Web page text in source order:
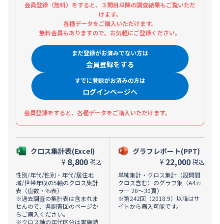
会員登録（無料）をすると、３問目以降の調査結果もご覧いただ
けます。
各種データをご購入いただけます。
無料会員もありますので。お気軽にご登録ください。
まだ登録がお済みでない方は
会員登録をする
すでに登録がお済みの方は
ログインページへ
会員登録をすると、各種データをご購入いただけます。
クロス集計表(Excel)
¥ 8,800 税込
性別/年代/性別・年代/居住地
域/世帯年収の5軸のクロス集計
表（度数・％表）
※過去調査の集計表は含まれま
せんので、各調査回のページか
らご購入ください。
※クロス軸の年代区分は実施時
グラフレポート(PPT)
¥ 22,000 税込
単純集計・クロス集計（設問間
クロス含む）のグラフ集（A4カ
ラー 20～30頁）
※第242回（2018.9）以降はサ
イトから購入可能です。